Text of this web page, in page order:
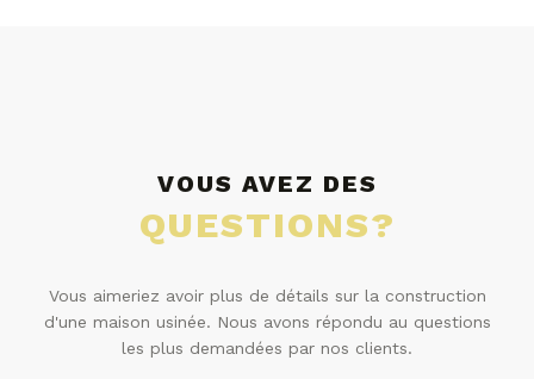
VOUS AVEZ DES
QUESTIONS?
Vous aimeriez avoir plus de détails sur la construction
d'une maison usinée. Nous avons répondu au questions
les plus demandées par nos clients.